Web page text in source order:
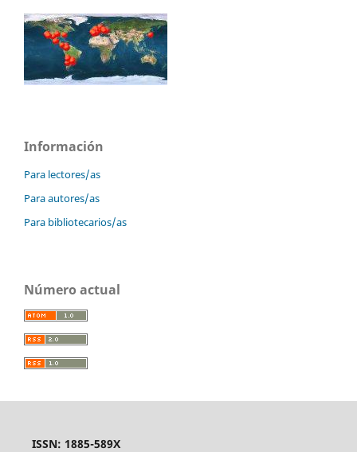
Información
Para lectores/as
Para autores/as
Para bibliotecarios/as
Número actual
ISSN: 1885-589X